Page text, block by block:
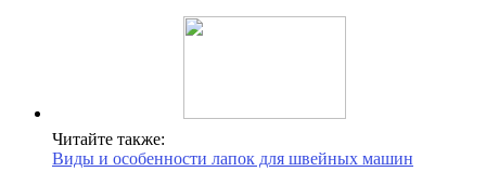
Читайте также:
Виды и особенности лапок для швейных машин